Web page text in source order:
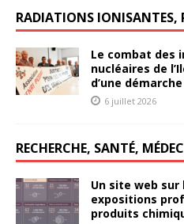
RADIATIONS IONISANTES,
Le combat des
nucléaires de
d’une
6 juillet 2026
RECHERCHE, SANTÉ,
Un site web sur
expositions
produits